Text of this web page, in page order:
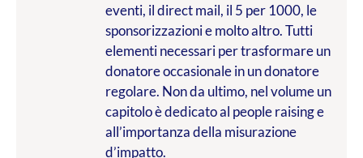
eventi, il direct mail, il 5 per 1000, le
sponsorizzazioni e molto altro. Tutti
elementi necessari per trasformare un
donatore occasionale in un donatore
regolare. Non da ultimo, nel volume un
capitolo è dedicato al people raising e
all’importanza della misurazione
d’impatto.